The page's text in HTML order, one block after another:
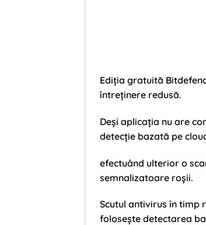
Ediția gratuită
întreținere redusă.
Deși aplicația nu are
detecție bazată pe
efectuând ulterior o
semnalizatoare roșii.
Scutul antivirus în timp
folosește detectarea